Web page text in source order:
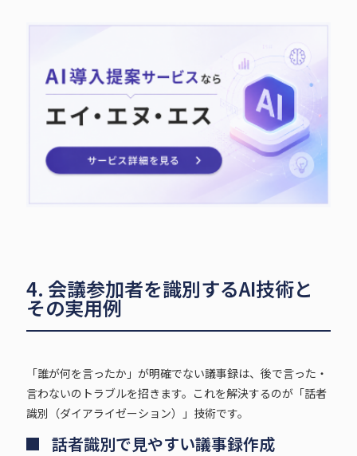
4. 会議参加者を識別するAI技術と
その実用例
「誰が何を言ったか」が明確でない議事録は、後で言った・
言わないのトラブルを招きます。これを解決するのが「話者
識別（ダイアライゼーション）」技術です。
話者識別で見やすい議事録作成